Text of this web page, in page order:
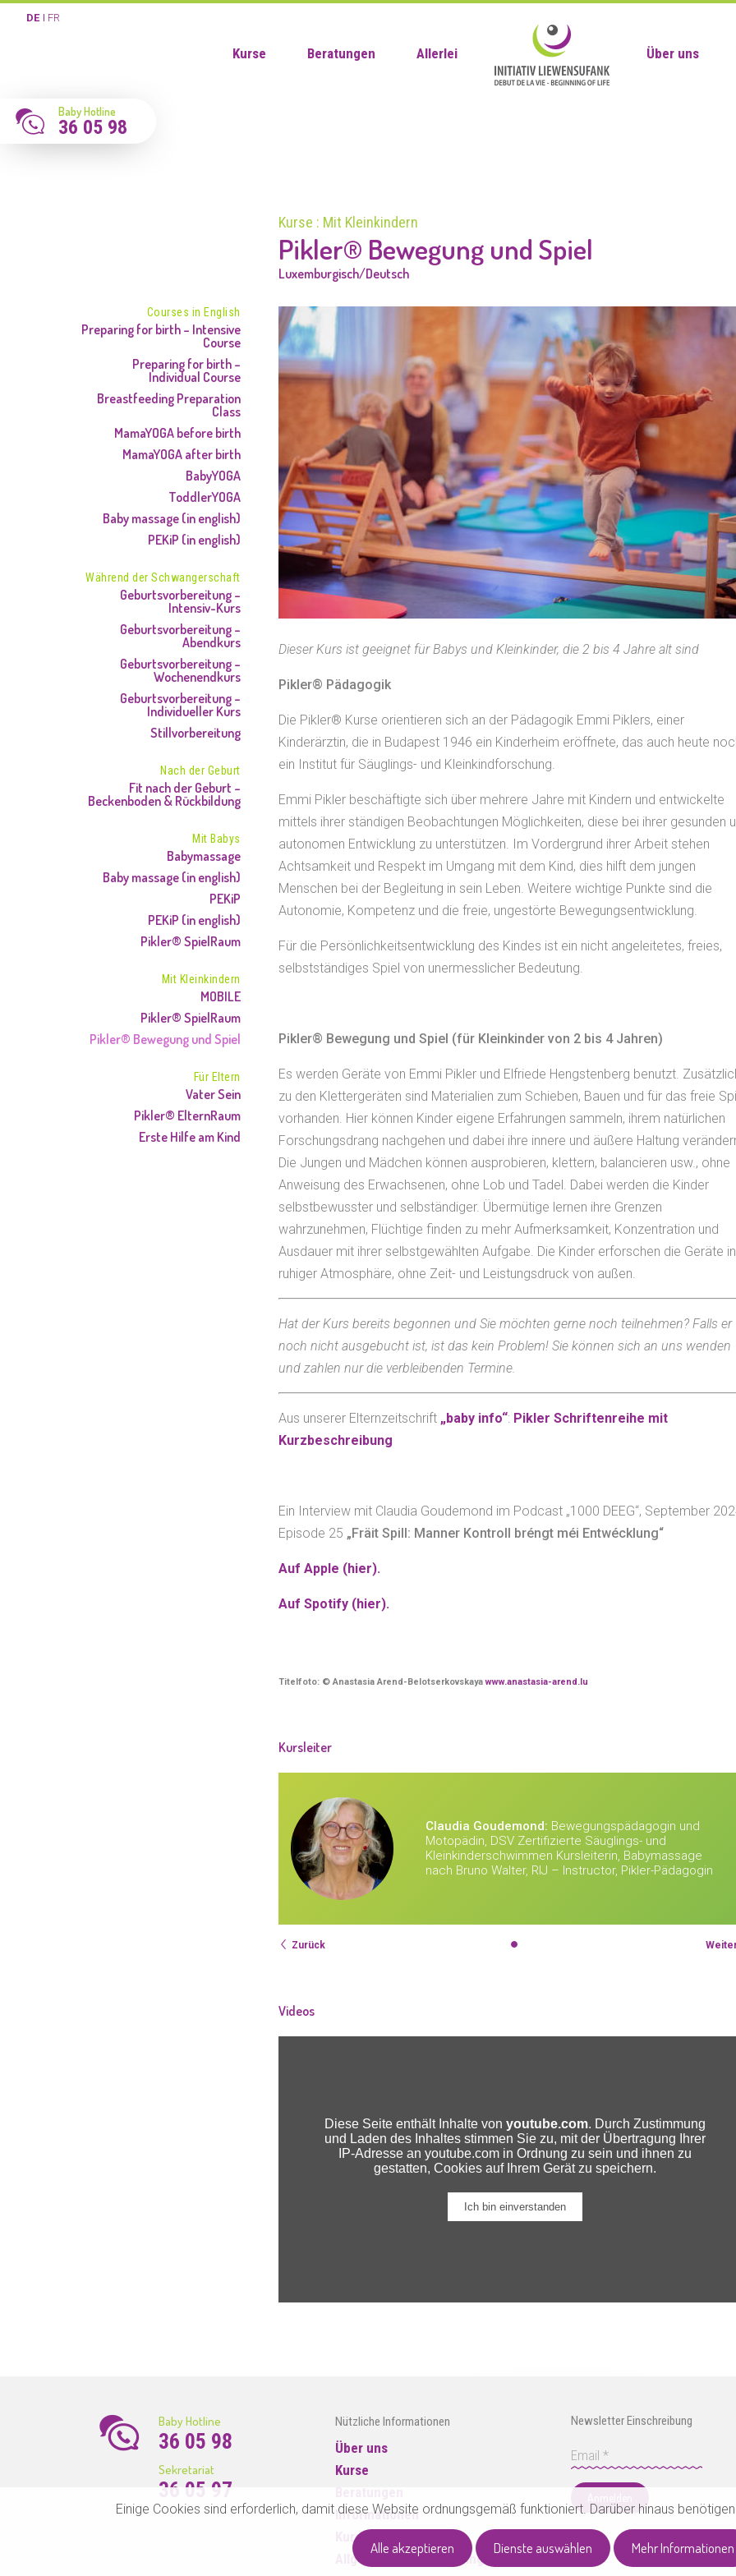
DE FR
Kurse Beratungen Allerlei Über uns
Baby Hotline
36 05 98
Courses in English
Preparing for birth – Intensive
Course
Preparing for birth –
Individual Course
Breastfeeding Preparation
Class
MamaYOGA before birth
MamaYOGA after birth
BabyYOGA
ToddlerYOGA
Baby massage (in english)
PEKiP (in english)
Während der Schwangerschaft
Geburtsvorbereitung –
Intensiv-Kurs
Geburtsvorbereitung –
Abendkurs
Geburtsvorbereitung –
Wochenendkurs
Geburtsvorbereitung –
Individueller Kurs
Stillvorbereitung
Nach der Geburt
Fit nach der Geburt –
Beckenboden & Rückbildung
Mit Babys
Babymassage
Baby massage (in english)
PEKiP
PEKiP (in english)
Pikler® SpielRaum
Mit Kleinkindern
MOBILE
Pikler® SpielRaum
Pikler® Bewegung und Spiel
Für Eltern
Vater Sein
Pikler® ElternRaum
Erste Hilfe am Kind
Kurse : Mit Kleinkindern
Pikler® Bewegung und Spiel
Luxemburgisch/Deutsch
Dieser Kurs ist geeignet für Babys und Kleinkinder, die 2 bis 4 Jahre alt sind
Pikler® Pädagogik
Die Pikler® Kurse orientieren sich an der Pädagogik Emmi Piklers, einer
Kinderärztin, die in Budapest 1946 ein Kinderheim eröffnete, das auch heute
ein Institut für Säuglings- und Kleinkindforschung.
Emmi Pikler beschäftigte sich über mehrere Jahre mit Kindern und entwickelte
mittels ihrer ständigen Beobachtungen Möglichkeiten, diese bei ihrer gesunden
autonomen Entwicklung zu unterstützen. Im Vordergrund ihrer Arbeit stehen
Achtsamkeit und Respekt im Umgang mit dem Kind, dies hilft dem jungen
Menschen bei der Begleitung in sein Leben. Weitere wichtige Punkte sind die
Autonomie, Kompetenz und die freie, ungestörte Bewegungsentwicklung.
Für die Persönlichkeitsentwicklung des Kindes ist ein nicht angeleitetes, freies,
selbstständiges Spiel von unermesslicher Bedeutung.
Pikler® Bewegung und Spiel (für Kleinkinder von 2 bis 4 Jahren)
Es werden Geräte von Emmi Pikler und Elfriede Hengstenberg benutzt.
zu den Klettergeräten sind Materialien zum Schieben, Bauen und für das freie
vorhanden. Hier können Kinder eigene Erfahrungen sammeln, ihrem natürlichen
Forschungsdrang nachgehen und dabei ihre innere und äußere Haltung
Die Jungen und Mädchen können ausprobieren, klettern, balancieren usw., ohne
Anweisung des Erwachsenen, ohne Lob und Tadel. Dabei werden die Kinder
selbstbewusster und selbständiger. Übermütige lernen ihre Grenzen
wahrzunehmen, Flüchtige finden zu mehr Aufmerksamkeit, Konzentration und
Ausdauer mit ihrer selbstgewählten Aufgabe. Die Kinder erforschen die Geräte in
ruhiger Atmosphäre, ohne Zeit- und Leistungsdruck von außen.
Hat der Kurs bereits begonnen und Sie möchten gerne noch teilnehmen? Falls er
noch nicht ausgebucht ist, ist das kein Problem! Sie können sich an uns wenden
und zahlen nur die verbleibenden Termine.
Aus unserer Elternzeitschrift „baby info“: Pikler Schriftenreihe mit
Kurzbeschreibung
Ein Interview mit Claudia Goudemond im Podcast „1000 DEEG“, September
Episode 25 „Fräit Spill: Manner Kontroll bréngt méi Entwécklung“
Auf Apple (hier).
Auf Spotify (hier).
Titelfoto: © Anastasia Arend-Belotserkovskayawww.anastasia-arend.lu
Kursleiter
Claudia Goudemond: Bewegungspädagogin und
Motopädin, DSV Zertifizierte Säuglings- und
Kleinkinderschwimmen Kursleiterin, Babymassage
nach Bruno Walter, RIJ – Instructor, Pikler-Pädagogin
Zurück
Videos
Baby Hotline
36 05 98
Sekretariat
36 05 97
Nützliche Informationen
Über uns
Kurse
Informationen
Kursorte
Allgem. Geschäftsbedingungen
Newsletter Einschreibung
Einige Cookies sind erforderlich, damit diese Website ordnungsgemäß funktioniert. Darüber hinaus
Alle akzeptieren Dienste auswählen Mehr Informationen